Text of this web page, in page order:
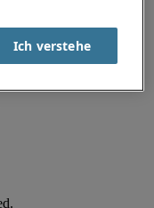
Ich verstehe